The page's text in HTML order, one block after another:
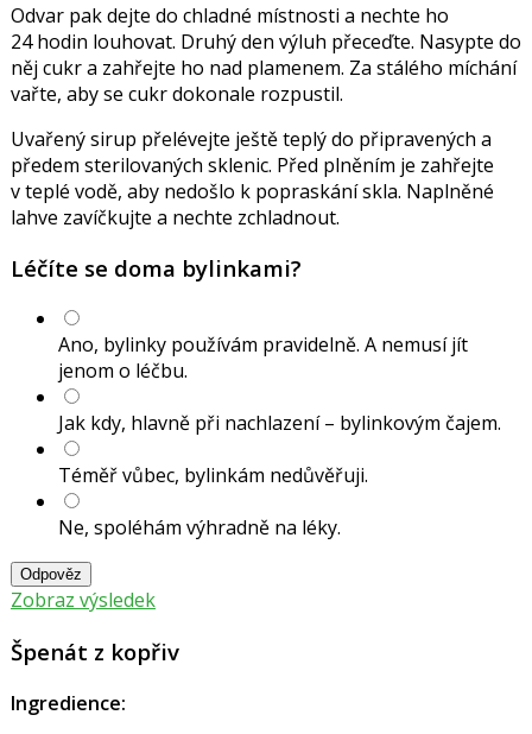
Odvar pak dejte do chladné místnosti a nechte ho
24 hodin louhovat. Druhý den výluh přeceďte. Nasypte do
něj cukr a zahřejte ho nad plamenem. Za stálého míchání
vařte, aby se cukr dokonale rozpustil.
Uvařený sirup přelévejte ještě teplý do připravených a
předem sterilovaných sklenic. Před plněním je zahřejte
v teplé vodě, aby nedošlo k popraskání skla. Naplněné
lahve zavíčkujte a nechte zchladnout.
Léčíte se doma bylinkami?
Ano, bylinky používám pravidelně. A nemusí jít
jenom o léčbu.
Jak kdy, hlavně při nachlazení – bylinkovým čajem.
Téměř vůbec, bylinkám nedůvěřuji.
Ne, spoléhám výhradně na léky.
Odpověz
Zobraz výsledek
Špenát z kopřiv
Ingredience: